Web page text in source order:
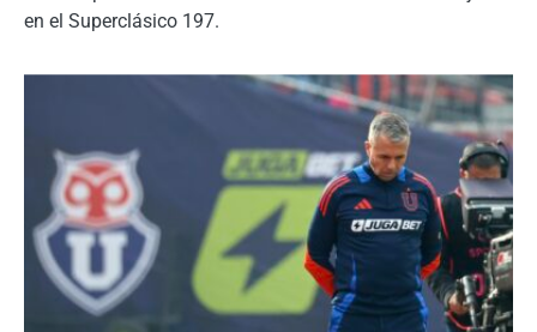
en el Superclásico 197.